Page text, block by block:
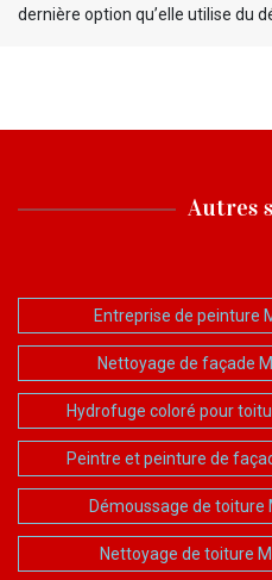
dernière option qu’elle utilise du
Autres
Entreprise de peinture
Nettoyage de façade
Hydrofuge coloré pour
Peintre et peinture de
Démoussage de toiture
Nettoyage de toiture